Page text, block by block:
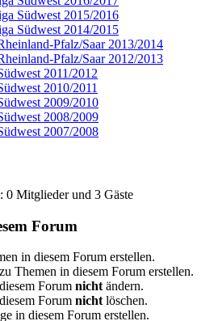
Südwest 2015/2016
Südwest 2014/2015
Pfalz/Saar 2013/2014
Pfalz/Saar 2012/2013
2011/2012
2010/2011
2009/2010
2008/2009
2007/2008
0 Mitglieder und 3 Gäste
Forum
in diesem Forum erstellen.
Themen in diesem Forum erstellen.
Forum nicht ändern.
Forum nicht löschen.
in diesem Forum erstellen.